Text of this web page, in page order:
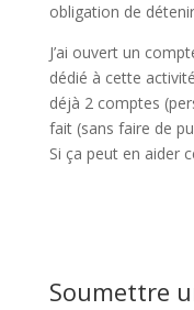
obligation de
J’ai ouvert un
dédié à cette
déjà 2 comptes
fait (sans faire de
Si ça peut en aider
Soumettre